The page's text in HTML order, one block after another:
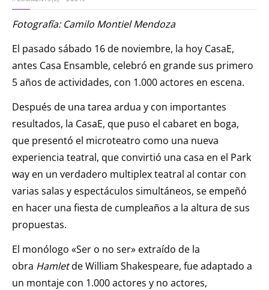
Fotografía: Camilo Montiel Mendoza
El pasado sábado 16 de noviembre, la hoy CasaE,
antes Casa Ensamble, celebró en grande sus primero
5 años de actividades, con 1.000 actores en escena.
Después de una tarea ardua y con importantes
resultados, la CasaE, que puso el cabaret en boga,
que presentó el microteatro como una nueva
experiencia teatral, que convirtió una casa en el Park
way en un verdadero multiplex teatral al contar con
varias salas y espectáculos simultáneos, se empeñó
en hacer una fiesta de cumpleaños a la altura de sus
propuestas.
El monólogo «Ser o no ser» extraído de la
obra Hamletde William Shakespeare, fue adaptado a
un montaje con 1.000 actores y no actores,